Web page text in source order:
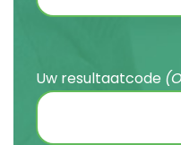
Uw resultaatcode